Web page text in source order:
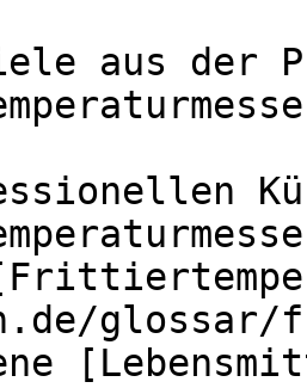
aus der